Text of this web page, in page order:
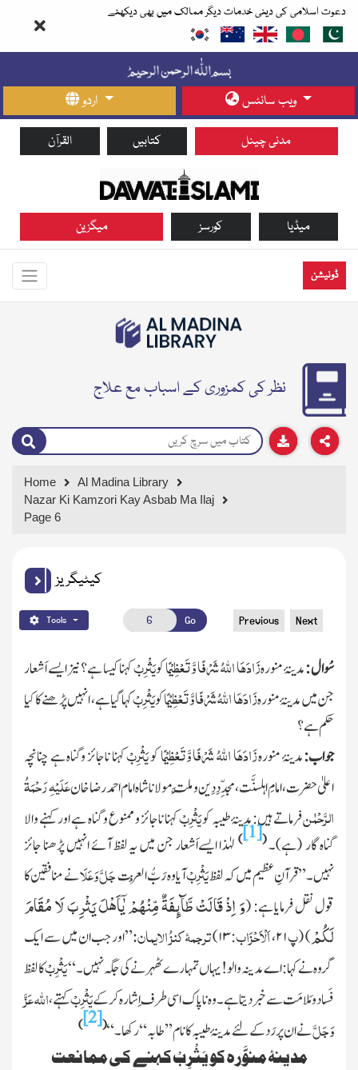
دعوت اسلامی کی دینی خدمات دیگر ممالک میں بھی دیکھئے
اردو ویب سائٹس
القرآن کتابیں مدنی چینل
میگزین کورسز میڈیا
ڈونیشن
نظر کی کمزوری کے اسباب مع علاج
Home
Al Madina Library
Nazar Ki Kamzori Kay Asbab Ma Ilaj
Page 6
کیٹیگریز
Tools Go Previous Next
سُوال :مدینۂ منورہزَادَھَا اللّٰہُ شَرْفًا وَّتَعْظِیْمًاکویَثْرِبْکہنا کیسا ہے؟ نیز ایسے اَشعار
جن میں مدینۂ منورہزَادَھَا اللّٰہُ شَرْفًا وَّتَعْظِیْمًاکویَثْرِبْکہا گیا ہے ، انہیں پڑھنے کا کیا
حکم ہے؟
جواب:مدینۂ منورہزَادَھَا اللّٰہُ شَرْفًا وَّتَعْظِیْمًاکویَثْرِبْکہنا ناجائز وگناہ ہے چنانچہ
اعلیٰ حضرت، امامِ اہلسنَّت، مجدِّدِدِین ومِلَّت مولانا شاہ امام احمد رضا خانعَلَیْہِ رَحْمَۃُ
الرَّحْمٰنفرماتے ہیں:مدینۂ طیبہ کویَثْرِبْکہنا ناجائز و ممنوع و گناہ ہے اور کہنے والا
گناہ گار(ہے)۔(
[1]
) لہٰذا ایسےاَشعار جن میں یہ لفظ آئے انہیں پڑھنا جائز
نہیں۔”قرآنِ عظیم میں کہ لفظیَثْرِبْآیا وہ رَبُّ الْعِزتجَلَّ وَعَلَانے منافقین کا
قول نقل فرمایا ہے: (وَ اِذْ قَالَتْ طَّآىٕفَةٌ مِّنْهُمْ یٰۤاَهْلَ یَثْرِبَ لَا مُقَامَ
لَكُمْ)
(پ۲۱،اَلْاَحْزَاب:۱۳) ترجمۂ کنزُ الایمان:”اور جب ان میں سے ایک
گروہ نے کہا: اے مدینہ والو! یہاں تمہارے ٹھہرنے کی جگہ نہیں۔“یَثْرِبْکا لفظ
فَساد و مَلامَت سے خبر دیتا ہے۔ وہ ناپاک اسی طرف اِشارہ کر کےیَثْرِبْکہتے،اللہ عَزَّ
وَجَلَّنے ان پر رَد کے لئے مدینۂ طیبہ کا نام ’’ طابہ ‘‘ رکھا۔“(
[2]
)
مدینۂ منوَّرہ کو یَثْرِبْ کہنے کی ممانعت